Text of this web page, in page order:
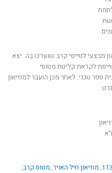
113 בקורסי אימון מבצעי לטייסי קרב שנערכו בה. יצא
כשנסגרה הטייסת לקראת קליטת מטוסי
ספר טכני. לאחר מכן הועבר למוזיאון
, מוזיאון חיל האויר, מטוס קרב,